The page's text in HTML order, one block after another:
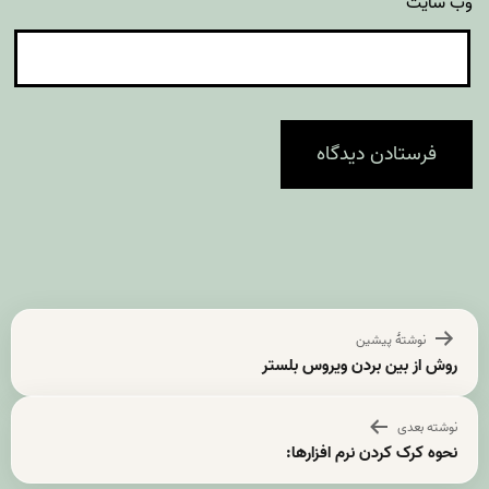
راهبری
نوشتهنوشتهٔ پیشین
روش از بین بردن ویروس بلستر
نوشته بعدی
نحوه کرک کردن نرم افزارها: